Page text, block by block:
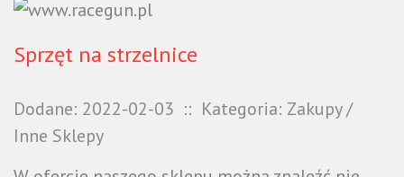
Sprzęt na strzelnice
Dodane: 2022-02-03 :: Kategoria: Zakupy /
Inne Sklepy